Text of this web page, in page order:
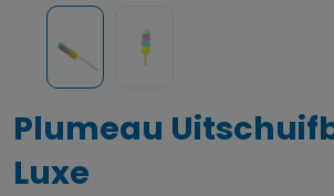
Plumeau
Luxe